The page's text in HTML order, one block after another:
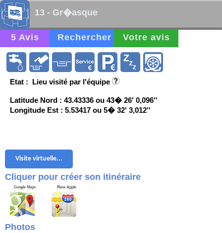
13 - Gr�asque
5 Avis Rechercher Votre avis
Etat : Lieu visité par l'équipe
Latitude Nord : 43.43336 ou 43� 26' 0,096''
Longitude Est : 5.53417 ou 5� 32' 3,012''
Visite virtuelle...
Cliquer pour créer son itinéraire
Google Maps Plans Apple
Photos